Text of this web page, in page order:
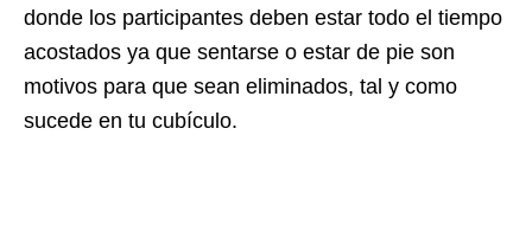
donde los participantes deben estar todo el tiempo
acostados ya que sentarse o estar de pie son
motivos para que sean eliminados, tal y como
sucede en tu cubículo.